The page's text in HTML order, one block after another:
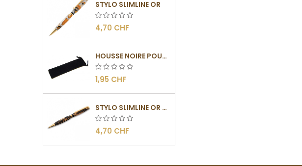
STYLO SLIMLINE OR
4,70 CHF
HOUSSE NOIRE POUR STYLOS
1,95 CHF
STYLO SLIMLINE OR - BARRETTE PLATE
4,70 CHF